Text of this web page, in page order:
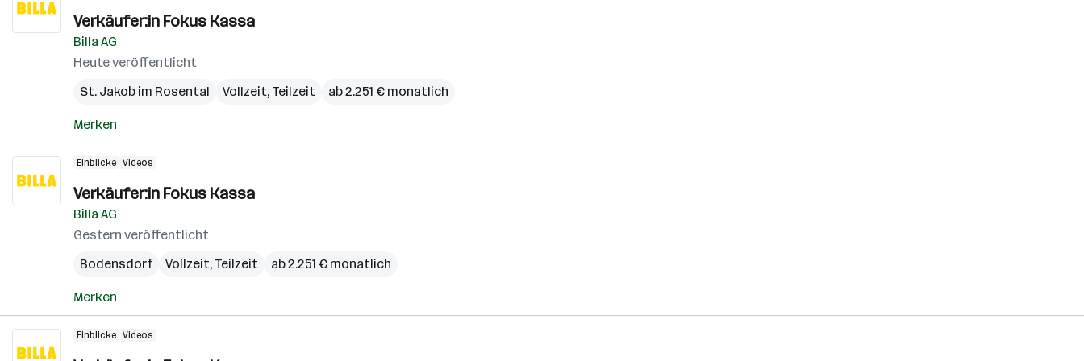
Verkäufer:in Fokus Kassa
Billa AG
Heute veröffentlicht
St. Jakob im Rosental
Vollzeit, Teilzeit ab 2.251 € monatlich
Merken
Einblicke Videos
Verkäufer:in Fokus Kassa
Billa AG
Gestern veröffentlicht
Bodensdorf
Vollzeit, Teilzeit ab 2.251 € monatlich
Merken
Einblicke Videos